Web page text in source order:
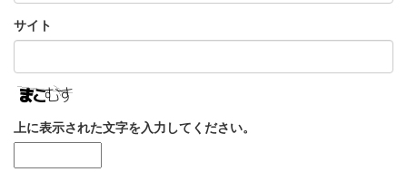
サイト
上に表示された文字を入力してください。